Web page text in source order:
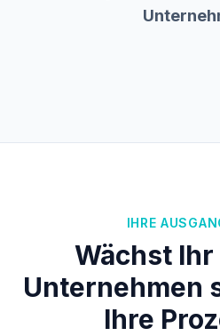
IHRE
Wächst
Unternehmen
Ihre